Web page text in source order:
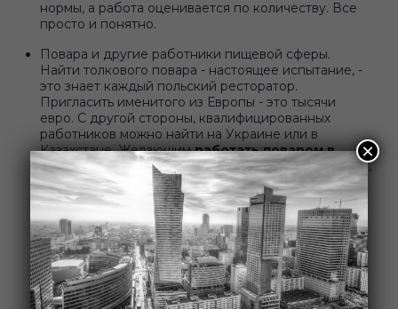
нормы, а работа оценивается по количеству. Все
просто и понятно.
Повара и другие работники пищевой сферы.
Найти толкового повара - настоящее испытание, -
это знает каждый польский ресторатор.
Пригласить именитого из Европы - это тысячи
евро. С другой стороны, квалифицированных
работников можно найти на Украине или в
Казахстане. Желающимработать поваром в
Польшепридется ознакомиться с местной кухней,
научиться готовить местные блюда. Если у вас
имеется опыт работы на аналогичной должности,
это будет огромным плюсом. Работодатель может
предложить пройти курсы повышения
квалификации или же обучение с нуля. Обычно
это занимает несколько недель. В конечном итоге
вы научитесь готовить блюда, которые популярны
в Польше, а также станете квалифицированным
×